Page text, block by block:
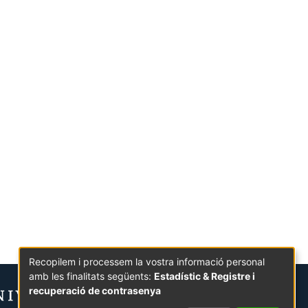
Recopilem i processem la vostra informació personal
amb les finalitats següents: Estadístic & Registre i
recuperació de contrasenya